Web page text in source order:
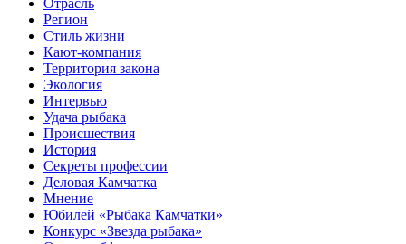
Отрасль
Регион
Стиль жизни
Кают-компания
Территория закона
Экология
Интервью
Удача рыбака
Происшествия
История
Секреты профессии
Деловая Камчатка
Мнение
Юбилей «Рыбака Камчатки»
Конкурс «Звезда рыбака»